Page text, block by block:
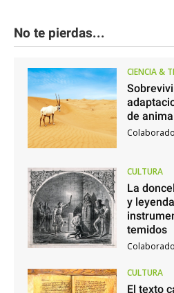
No te pierdas...
CIENCIA &
de
CULTURA
La
y
temidos
CULTURA
El texto